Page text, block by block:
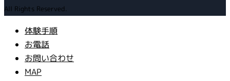
All Rights Reserved.
体験手順
お電話
お問い合わせ
MAP